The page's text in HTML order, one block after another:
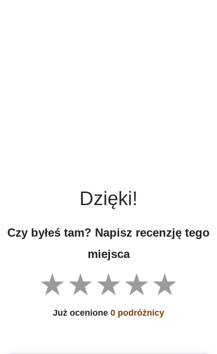
Dzięki!
Czy byłeś tam? Napisz recenzję tego
miejsca
Już ocenione 0 podróżnicy